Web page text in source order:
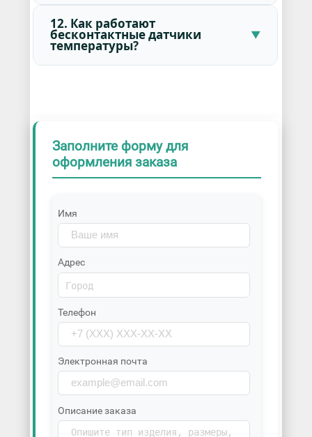
12. Как работают
бесконтактные датчики
температуры?
Заполните форму для
оформления заказа
Имя
Адрес
Телефон
Электронная почта
Описание заказа